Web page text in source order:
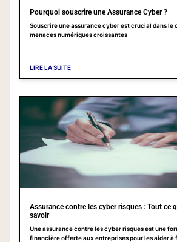
Pourquoi souscrire une Assurance Cyber ?
Souscrire une assurance cyber est crucial dans le
menaces numériques croissantes
LIRE LA SUITE
Assurance contre les cyber risques : Tout ce
savoir
Une assurance contre les cyber risques est une
financière offerte aux entreprises pour les aider à